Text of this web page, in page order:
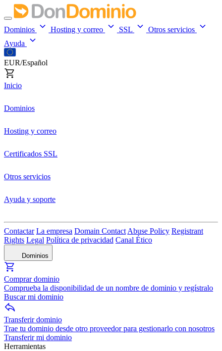
Dominios Hosting y correo SSL
Otros servicios
Ayuda
EUR/Español
Inicio
Dominios
Hosting y correo
Certificados SSL
Otros servicios
Ayuda y soporte
Contactar La empresa Domain Contact Abuse Policy Registrant
Rights Legal Política de privacidad Canal Ético
Dominios
Comprar dominio
Comprueba la disponibilidad de un nombre de dominio y regístralo
Buscar mi dominio
Transferir dominio
Trae tu dominio desde otro proveedor para gestionarlo con nosotros
Transferir mi dominio
Herramientas